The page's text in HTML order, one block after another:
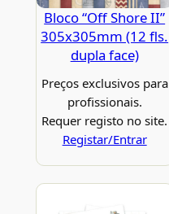
Bloco “Off Shore II”
305x305mm (12 fls.
dupla face)
Preços exclusivos para
profissionais.
Requer registo no site.
Registar/Entrar